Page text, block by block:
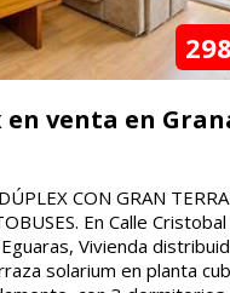
venta en
CON GRAN
En Calle
Eguaras, Vivienda
solarium en planta